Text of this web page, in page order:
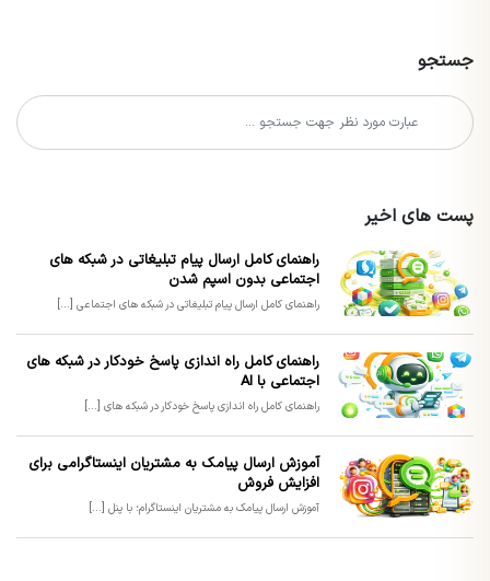
جستجو
پست های اخیر
راهنمای کامل ارسال پیام تبلیغاتی در شبکه های
اجتماعی بدون اسپم شدن
راهنمای کامل ارسال پیام تبلیغاتی در شبکه های اجتماعی [...]
راهنمای کامل راه اندازی پاسخ خودکار در شبکه های
اجتماعی با AI
راهنمای کامل راه اندازی پاسخ خودکار در شبکه های [...]
آموزش ارسال پیامک به مشتریان اینستاگرامی برای
افزایش فروش
آموزش ارسال پیامک به مشتریان اینستاگرام؛ با پنل [...]